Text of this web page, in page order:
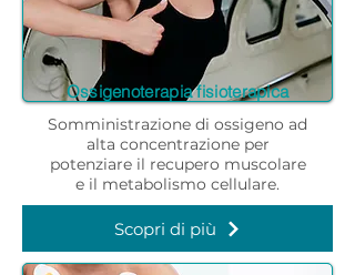
Ossigenoterapia fisioterapica
Somministrazione di ossigeno ad
alta concentrazione per
potenziare il recupero muscolare
e il metabolismo cellulare.
Scopri di più